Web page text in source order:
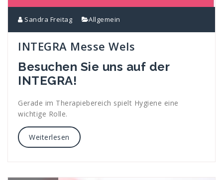
Sandra Freitag Allgemein
INTEGRA Messe Wels
Besuchen Sie uns auf der
INTEGRA!
Gerade im Therapiebereich spielt Hygiene eine
wichtige Rolle.
Weiterlesen